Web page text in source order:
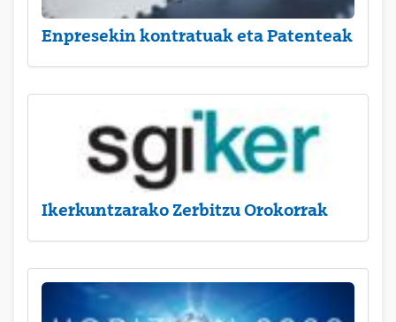
Enpresekin kontratuak eta Patenteak
Ikerkuntzarako Zerbitzu Orokorrak